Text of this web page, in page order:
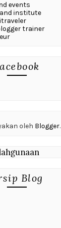
events
institute
trainer
oleh Blogger.
Blog